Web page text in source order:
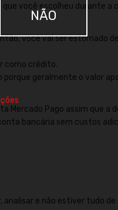
você escolheu durante a
você vai ser estornado
como crédito.
porque geralmente o valor
Mercado Pago assim que a
bancária sem custos
e não estiver tudo
NÃO